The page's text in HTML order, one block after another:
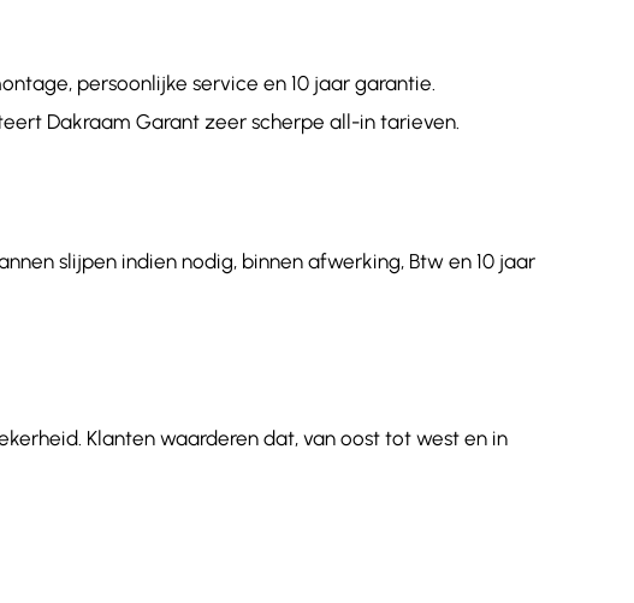
persoonlijke service en 10 jaar garantie.
Dakraam Garant zeer scherpe all-in tarieven.
slijpen indien nodig, binnen afwerking, Btw en 10 jaar
Klanten waarderen dat, van oost tot west en in